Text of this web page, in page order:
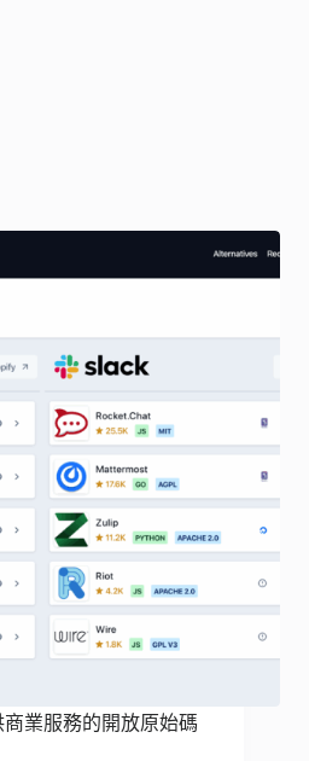
商業服務的開放原始碼